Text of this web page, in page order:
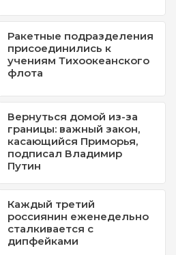
Ракетные подразделения
присоединились к
учениям Тихоокеанского
флота
Вернуться домой из-за
границы: важный закон,
касающийся Приморья,
подписал Владимир
Путин
Каждый третий
россиянин еженедельно
сталкивается с
дипфейками